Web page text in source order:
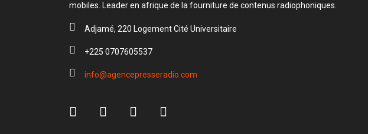
mobiles. Leader en afrique de la fourniture de contenus radiophoniques.
Adjamé, 220 Logement Cité Universitaire
+225 0707605537
info@agencepresseradio.com